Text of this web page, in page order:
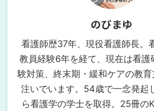
のぴまゆ
看護師歴37年、現役看護師長。
教員経験6年を経て、現在は看護
験対策、終末期・緩和ケアの教
注いでいます。54歳で一念発起
ら看護学の学士を取得。25冊の